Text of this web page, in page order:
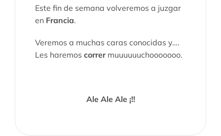
Este fin de semana volveremos a juzgar
en Francia.
Veremos a muchas caras conocidas y….
Les haremos corrermuuuuuuchooooooo.
Ale Ale Ale ¡!!